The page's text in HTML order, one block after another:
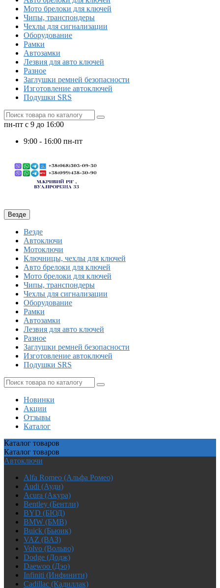
Мото брелоки для ключей
Чипы, транспондеры
Чехлы для сигнализации
Оборудование
Рамки
Автозамки
Лезвия для авто ключей
Разное
Заглушки ремней безопасности
Изготовление автоключей
Подушки SRS
пн-пт с 9 до 16:00
9:00 - 16:00 пн-пт
Везде
Везде
Автоключи
Мотоключи
Ключницы, чехлы для ключей
Авто брелоки для ключей
Мото брелоки для ключей
Чипы, транспондеры
Чехлы для сигнализации
Оборудование
Рамки
Автозамки
Лезвия для авто ключей
Разное
Заглушки ремней безопасности
Изготовление автоключей
Подушки SRS
Новинки
Акции
Отзывы
Каталог
Каталог товаров
Каталог товаров
Автоключи
Alfa Romeo (Альфа Ромео)
Audi (Ауди)
Acura (Акура)
Bentley (Бентли)
BYD (БЮД)
BMW (БМВ)
Buick (Бьюик)
VAZ (ВАЗ)
Volvo (Вольво)
Dodge (Додж)
Daewoo (Дэо)
Infiniti (Инфинити)
Cadillac (Кадиллак)